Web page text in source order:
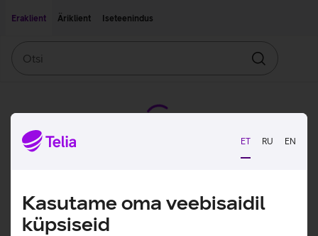
ET RU EN
Kasutame oma veebisaidil
küpsiseid
Eraklient
Äriklient Iseteenindus
Otsin